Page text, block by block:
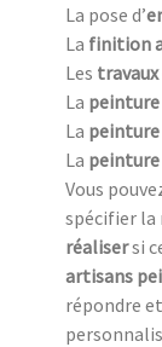
La pose d’
La finition
Les
La
La
La peinture
Vous
spécifier la
réalisersi
artisans
répondre